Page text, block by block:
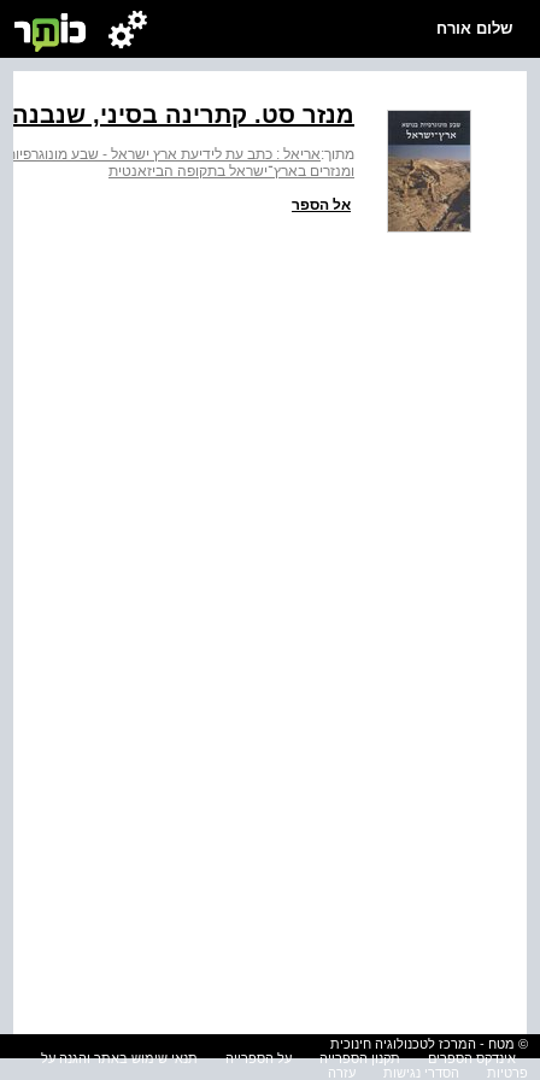
שלום אורח
מנזר סט. קתרינה בסיני, שנבנה
מתוך:אריאל : כתב עת לידיעת ארץ ישראל - שבע
ומנזרים בארץ־ישראל בתקופה הביזאנטית
אל הספר
© מטח - המרכז לטכנולוגיה חינוכית
אינדקס הספרים
תקנון הספרייה על הספרייה
תנאי שימוש באתר והגנה על
פרטיות
הסדרי נגישות עזרה